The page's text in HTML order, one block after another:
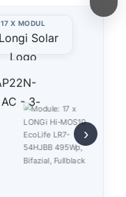
17 X MODUL
›